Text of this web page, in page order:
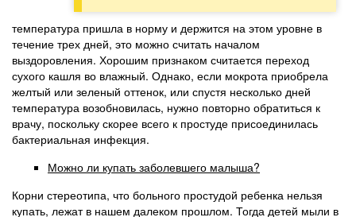
температура пришла в норму и держится на этом уровне в
течение трех дней, это можно считать началом
выздоровления. Хорошим признаком считается переход
сухого кашля во влажный. Однако, если мокрота приобрела
желтый или зеленый оттенок, или спустя несколько дней
температура возобновилась, нужно повторно обратиться к
врачу, поскольку скорее всего к простуде присоединилась
бактериальная инфекция.
Можно ли купать заболевшего малыша?
Корни стереотипа, что больного простудой ребенка нельзя
купать, лежат в нашем далеком прошлом. Тогда детей мыли в